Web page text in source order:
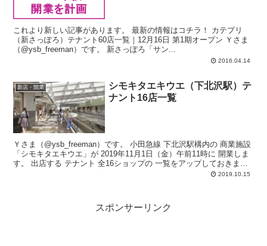
これより新しい記事があります。 最新の情報はコチラ！ カテプリ
（新さっぽろ）テナント60店一覧｜12月16日 第1期オープン Ｙさま
（@ysb_freeman）です。 新さっぽろ「サン...
2016.04.14
新店・開業
シモキタエキウエ（下北沢駅）テ
ナント16店一覧
Ｙさま（@ysb_freeman）です。 小田急線 下北沢駅構内の 商業施設
「シモキタエキウエ」が 2019年11月1日（金）午前11時に 開業しま
す。 出店する テナント 全16ショップの 一覧をアップしておきま
2019.10.15
スポンサーリンク